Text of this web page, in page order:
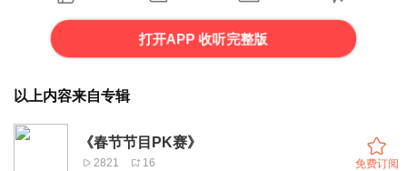
打开APP 收听完整版
以上内容来自专辑
《春节节目PK赛》
2821 16 免费订阅